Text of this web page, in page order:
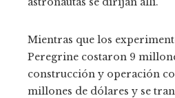
Mientras que los
Peregrine costaron 9
construcción y operación
millones de dólares y se